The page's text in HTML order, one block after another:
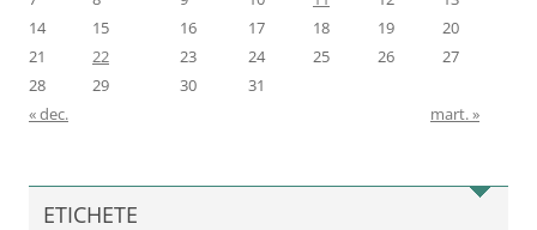
14
15 16 17 18 19
20
21
22 23 24 25 26
27
28
29 30
31
« dec.
mart. »
ETICHETE